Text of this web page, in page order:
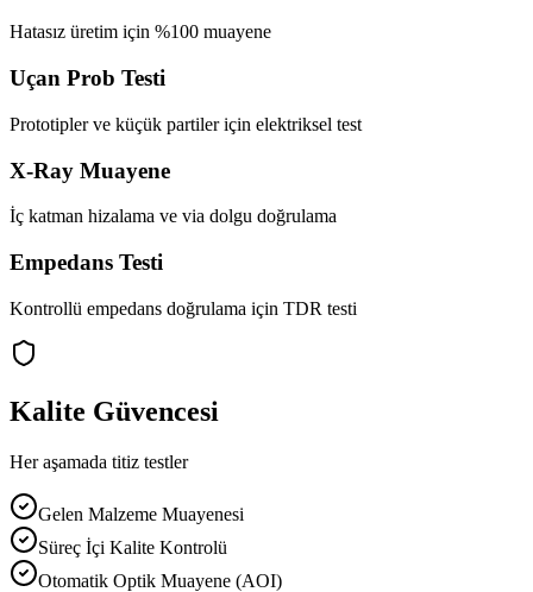
Hatasız üretim için %100 muayene
Uçan Prob Testi
Prototipler ve küçük partiler için elektriksel test
X-Ray Muayene
İç katman hizalama ve via dolgu doğrulama
Empedans Testi
Kontrollü empedans doğrulama için TDR testi
Kalite Güvencesi
Her aşamada titiz testler
Gelen Malzeme Muayenesi
Süreç İçi Kalite Kontrolü
Otomatik Optik Muayene (AOI)